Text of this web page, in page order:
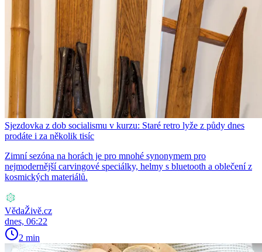
Sjezdovka z dob socialismu v kurzu: Staré retro lyže z půdy dnes
prodáte i za několik tisíc
Zimní sezóna na horách je pro mnohé synonymem pro
nejmodernější carvingové speciálky, helmy s bluetooth a oblečení z
kosmických materiálů.
VědaŽivě.cz
dnes, 06:22
2 min